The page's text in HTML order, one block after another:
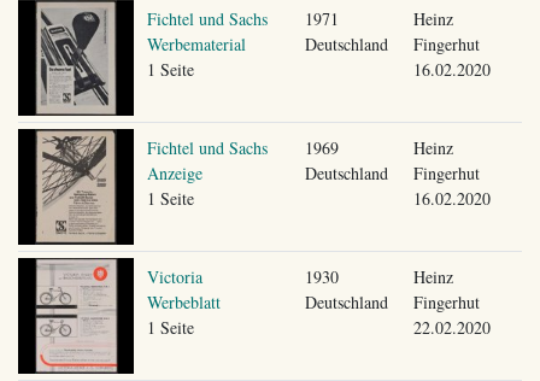
Fichtel und Sachs
Werbematerial
1 Seite
1971
Deutschland
Heinz
Fingerhut
16.02.2020
Fichtel und Sachs
Anzeige
1 Seite
1969
Deutschland
Heinz
Fingerhut
16.02.2020
Victoria
Werbeblatt
1 Seite
1930
Deutschland
Heinz
Fingerhut
22.02.2020